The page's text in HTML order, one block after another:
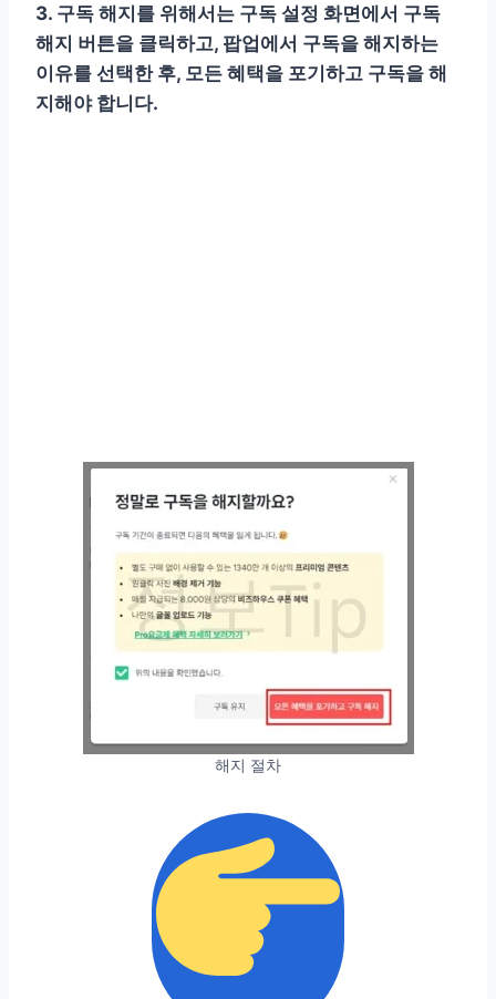
3. 구독 해지를 위해서는 구독 설정 화면에서 구독
해지 버튼을 클릭하고, 팝업에서 구독을 해지하는
이유를 선택한 후, 모든 혜택을 포기하고 구독을 해
지해야 합니다.
해지 절차